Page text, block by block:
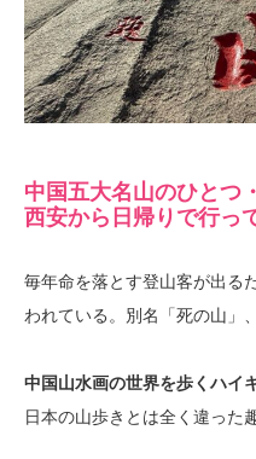
中国五大名山のひとつ
西安から日帰りで行っ
毎年命を落とす登山客が出る
われている。別名「死の山」
中国山水画の世界を歩くハイ
日本の山歩きとは全く違った